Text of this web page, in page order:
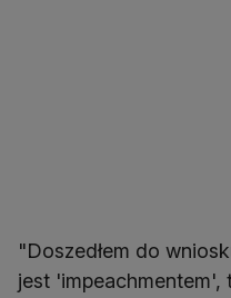
"Doszedłem do
jest